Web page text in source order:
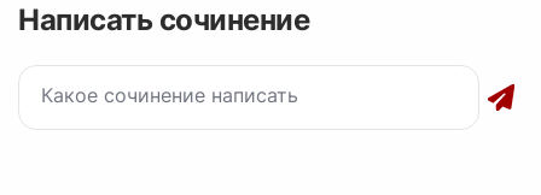
Написать сочинение